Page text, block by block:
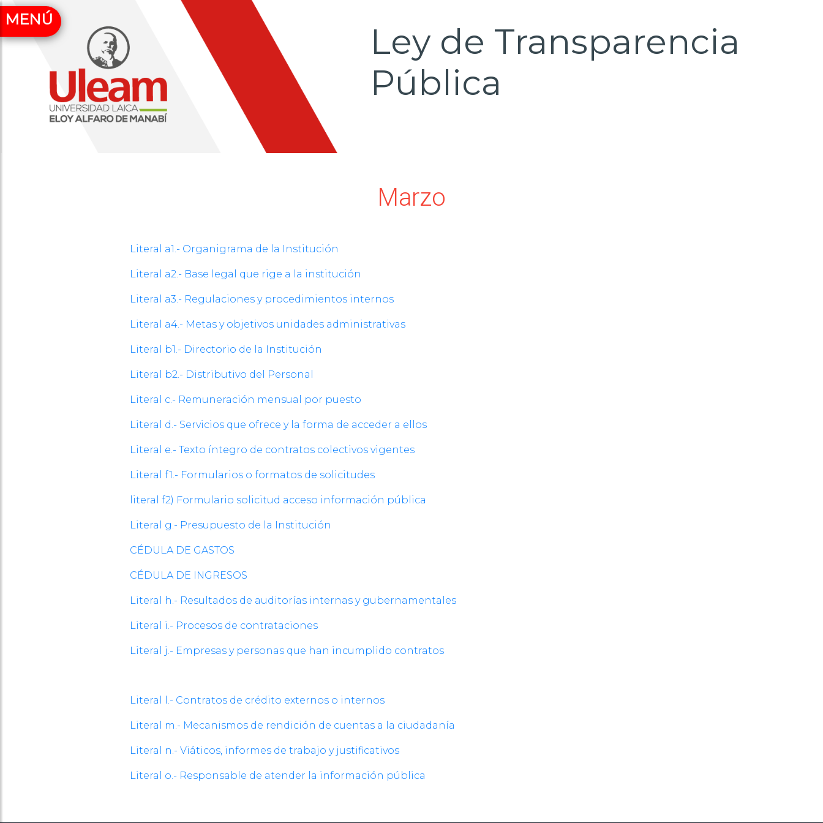
Ley de Transparencia
Pública
MENÚ
Marzo
Literal a1.- Organigrama de la Institución
Literal a2.- Base legal que rige a la institución
Literal a3.- Regulaciones y procedimientos internos
Literal a4.- Metas y objetivos unidades administrativas
Literal b1.- Directorio de la Institución
Literal b2.- Distributivo del Personal
Literal c.- Remuneración mensual por puesto
Literal d.- Servicios que ofrece y la forma de acceder a ellos
Literal e.- Texto íntegro de contratos colectivos vigentes
Literal f1.- Formularios o formatos de solicitudes
literal f2) Formulario solicitud acceso información pública
Literal g.- Presupuesto de la Institución
CÉDULA DE GASTOS
CÉDULA DE INGRESOS
Literal h.- Resultados de auditorías internas y gubernamentales
Literal i.- Procesos de contrataciones
Literal j.- Empresas y personas que han incumplido contratos
Literal l.- Contratos de crédito externos o internos
Literal m.- Mecanismos de rendición de cuentas a la ciudadanía
Literal n.- Viáticos, informes de trabajo y justificativos
Literal o.- Responsable de atender la información pública